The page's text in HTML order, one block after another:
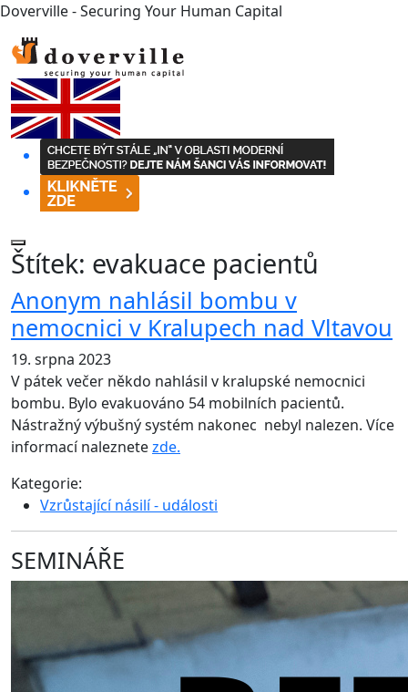
Doverville - Securing Your Human Capital
Štítek: evakuace pacientů
Anonym nahlásil bombu v
nemocnici v Kralupech nad Vltavou
19. srpna 2023
V pátek večer někdo nahlásil v kralupské nemocnici
bombu. Bylo evakuováno 54 mobilních pacientů.
Nástražný výbušný systém nakonec nebyl nalezen. Více
informací naleznetezde.
Kategorie:
Vzrůstající násilí - události
SEMINÁŘE